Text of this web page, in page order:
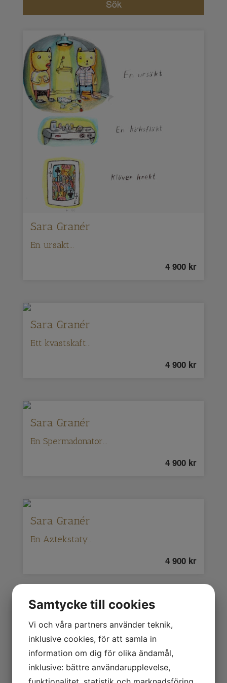
Sara Granér
En ursäkt...
4 900 kr
Sara Granér
Ett kvastskaft...
4 900 kr
Sara Granér
En Spermadonator...
4 900 kr
Sara Granér
En Aztekstaty...
4 900 kr
Sara Granér
Mormors Lilla Kråka
2 500
Samtycke till cookies
Vi och våra partners använder teknik,
inklusive cookies, för att samla in
information om dig för olika ändamål,
inklusive: bättre användarupplevelse,